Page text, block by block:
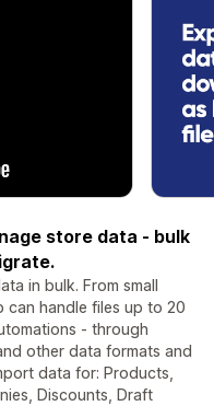
store data - bulk
in bulk. From small
can handle files up to 20
- through
other data formats and
data for: Products,
Discounts, Draft